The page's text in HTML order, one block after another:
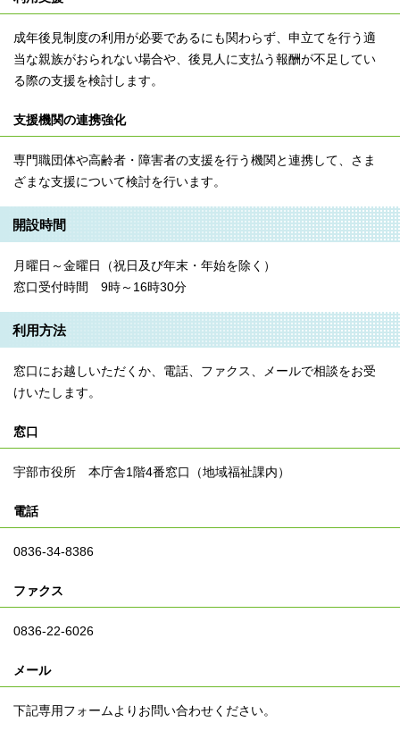
成年後見制度の利用が必要であるにも関わらず、申立てを行う適
当な親族がおられない場合や、後見人に支払う報酬が不足してい
る際の支援を検討します。
支援機関の連携強化
専門職団体や高齢者・障害者の支援を行う機関と連携して、さま
ざまな支援について検討を行います。
開設時間
月曜日～金曜日（祝日及び年末・年始を除く）
窓口受付時間 9時～16時30分
利用方法
窓口にお越しいただくか、電話、ファクス、メールで相談をお受
けいたします。
窓口
宇部市役所 本庁舎1階4番窓口（地域福祉課内）
電話
0836-34-8386
ファクス
0836-22-6026
メール
下記専用フォームよりお問い合わせください。